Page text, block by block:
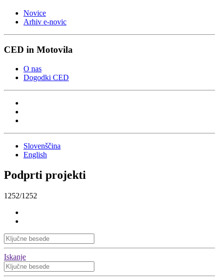
Novice
Arhiv e-novic
CED in Motovila
O nas
Dogodki CED
Slovenščina
English
Podprti projekti
1252/1252
Iskanje